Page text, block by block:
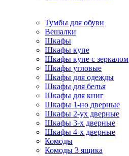
Тумбы для обуви
Вешалки
Шкафы
Шкафы купе
Шкафы купе с зеркалом
Шкафы угловые
Шкафы для одежды
Шкафы для белья
Шкафы для книг
Шкафы 1-но дверные
Шкафы 2-ух дверные
Шкафы 3-х дверные
Шкафы 4-х дверные
Комоды
Комоды 3 ящика